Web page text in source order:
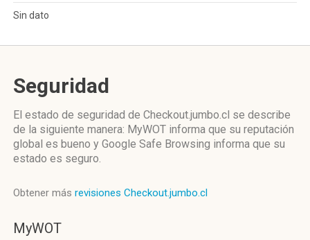
Sin dato
Seguridad
El estado de seguridad de Checkout.jumbo.cl se describe
de la siguiente manera: MyWOT informa que su reputación
global es bueno y Google Safe Browsing informa que su
estado es seguro.
Obtener más revisiones Checkout.jumbo.cl
MyWOT